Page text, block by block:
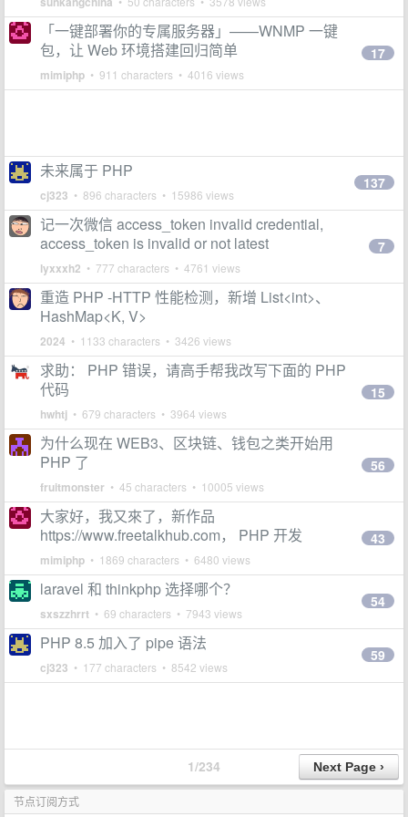
「一键部署你的专属服务器」——WNMP 一键
包，让 Web 环境搭建回归简单
mimiphp • 911 characters • 4016 views
17
未来属于 PHP
cj323 • 896 characters • 15986 views
137
记一次微信 access_token invalid credential,
access_token is invalid or not latest
lyxxxh2 • 777 characters • 4761 views
7
重造 PHP -HTTP 性能检测，新增 List<int>、
HashMap<K, V>
2024 • 1133 characters • 3426 views
求助： PHP 错误，请高手帮我改写下面的 PHP
代码
hwhtj • 679 characters • 3964 views
15
为什么现在 WEB3、区块链、钱包之类开始用
PHP 了
fruitmonster • 45 characters • 10005 views
56
大家好，我又來了，新作品
https://www.freetalkhub.com， PHP 开发
mimiphp • 1869 characters • 6480 views
43
laravel 和 thinkphp 选择哪个？
sxszzhrrt • 69 characters • 7943 views
54
PHP 8.5 加入了 pipe 语法
cj323 • 177 characters • 8542 views
59
1/234
节点订阅方式